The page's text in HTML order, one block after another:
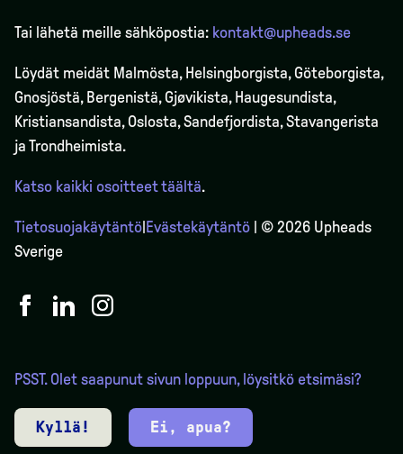
Tai lähetä meille sähköpostia: kontakt@upheads.se
Löydät meidät Malmösta, Helsingborgista, Göteborgista,
Gnosjöstä, Bergenistä,Gjøvikista, Haugesundista,
Kristiansandista, Oslosta, Sandefjordista, Stavangerista
ja Trondheimista.
Katso kaikki osoitteet täältä.
Tietosuojakäytäntö Evästekäytäntö | © 2026 Upheads
Sverige
PSST. Olet saapunut sivun loppuun, löysitkö etsimäsi?
Kyllä! Ei, apua?